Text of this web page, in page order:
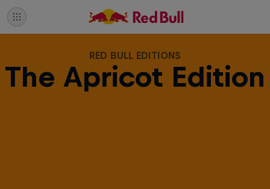
The Apricot Edition
RED BULL EDITIONS